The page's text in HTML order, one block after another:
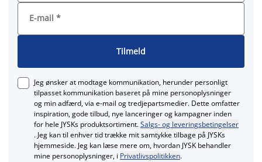
E-mail *
Tilmeld
Jeg ønsker at modtage kommunikation, herunder personligt
tilpasset kommunikation baseret på mine personoplysninger
og min adfærd, via e‑mail og tredjepartsmedier. Dette omfatter
inspiration, gode tilbud, nye lanceringer og kampagner inden
for hele JYSKs produktsortiment.Salgs- og leveringsbetingelser
. Jeg kan til enhver tid trække mit samtykke tilbage på JYSKs
hjemmeside. Jeg kan læse mere om, hvordan JYSK behandler
mine personoplysninger, i Privatlivspolitikken.